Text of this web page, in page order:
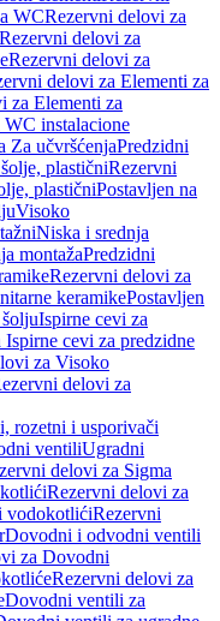
WCRezervni delovi za
Rezervni delovi za
Rezervni delovi za
delovi za Elementi za
za Elementi za
WC instalacione
Za učvršćenjaPredzidni
plastičniRezervni
plastičniPostavljen na
Visoko
Niska i srednja
montažaPredzidni
Rezervni delovi za
keramikePostavljen
Ispirne cevi za
cevi za predzidne
za Visoko
delovi za
rozetni i usporivači
ventiliUgradni
delovi za Sigma
Rezervni delovi za
vodokotlićiRezervni
Dovodni i odvodni ventili
za Dovodni
Rezervni delovi za
Dovodni ventili za